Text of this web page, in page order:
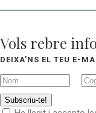
Vols rebre
DEIXA’NS EL TEU E-
Subscriu-te!